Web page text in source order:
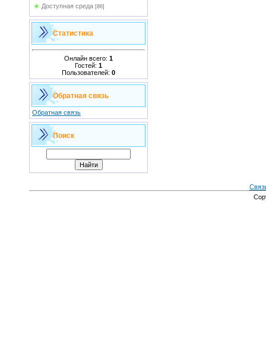
Доступная среда [86]
Статистика
Онлайн всего: 1
Гостей: 1
Пользователей: 0
Обратная связь
Обратная связь
Поиск